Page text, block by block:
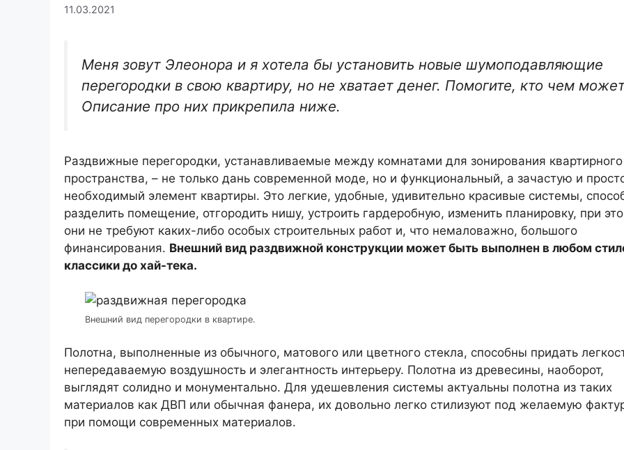
11.03.2021
Меня зовут Элеонора и я хотела бы установить новые шумоподавляющие
перегородки в свою квартиру, но не хватает денег. Помогите, кто чем
Описание про них прикрепила ниже.
Раздвижные перегородки, устанавливаемые между комнатами для зонирования квартирного
пространства, – не только дань современной моде, но и функциональный, а зачастую и
необходимый элемент квартиры. Это легкие, удобные, удивительно красивые системы,
разделить помещение, отгородить нишу, устроить гардеробную, изменить планировку, при
они не требуют каких-либо особых строительных работ и, что немаловажно, большого
финансирования. Внешний вид раздвижной конструкции может быть выполнен в любом
классики до хай-тека.
Внешний вид перегородки в квартире.
Полотна, выполненные из обычного, матового или цветного стекла, способны придать
непередаваемую воздушность и элегантность интерьеру. Полотна из древесины, наоборот,
выглядят солидно и монументально. Для удешевления системы актуальны полотна из таких
материалов как ДВП или обычная фанера, их довольно легко стилизуют под желаемую
при помощи современных материалов.